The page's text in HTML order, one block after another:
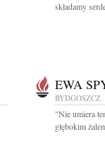
składamy
EWA
BYDGOSZCZ
"Nie umiera
głębokim